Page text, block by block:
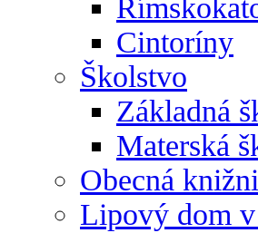
Cintoríny
Školstvo
Základná
Materská
Obecná
Lipový dom